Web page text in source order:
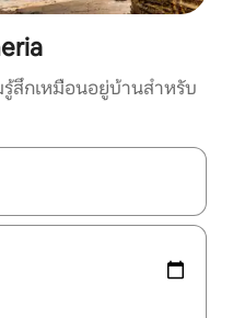
สึกเหมือนอยู่บ้านสำหรับ
ปัด เพื่อสำรวจผลการค้นหา